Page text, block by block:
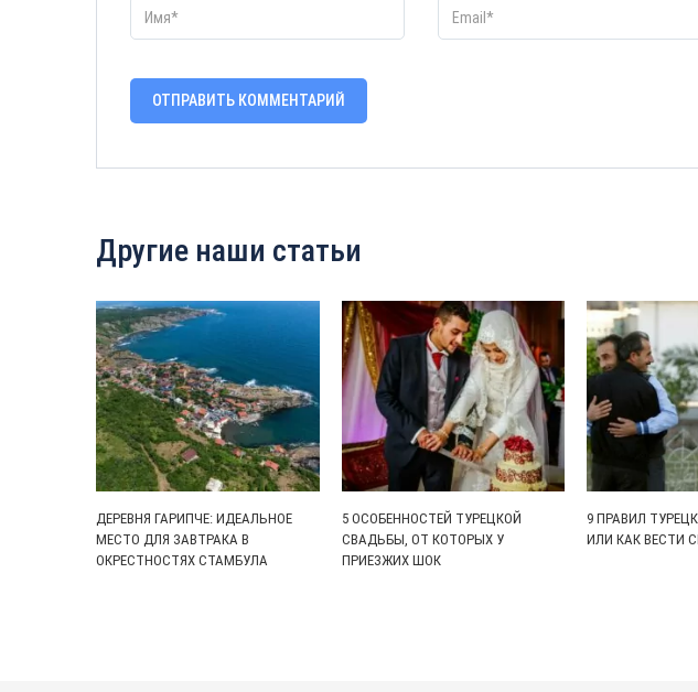
Другие наши статьи
ДЕРЕВНЯ ГАРИПЧЕ: ИДЕАЛЬНОЕ
МЕСТО ДЛЯ ЗАВТРАКА В
ОКРЕСТНОСТЯХ СТАМБУЛА
5 ОСОБЕННОСТЕЙ ТУРЕЦКОЙ
СВАДЬБЫ, ОТ КОТОРЫХ У
ПРИЕЗЖИХ ШОК
9 ПРАВИЛ
ИЛИ КАК ВЕСТИ